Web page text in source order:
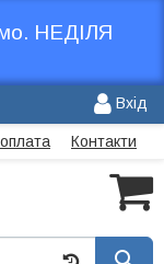
НЕДІЛЯ
Вхід
Контакти